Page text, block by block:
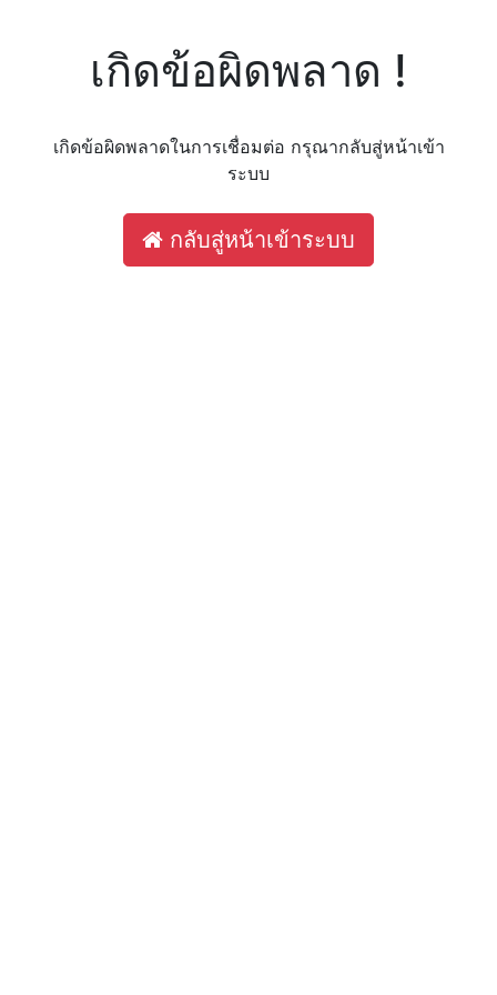
เกิดข้อผิดพลาด !
เกิดข้อผิดพลาดในการเชื่อมต่อ กรุณากลับสู่หน้าเข้า
ระบบ
กลับสู่หน้าเข้าระบบ